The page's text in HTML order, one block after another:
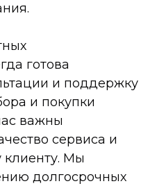
готова
и поддержку
и покупки
важны
сервиса и
Мы
долгосрочных